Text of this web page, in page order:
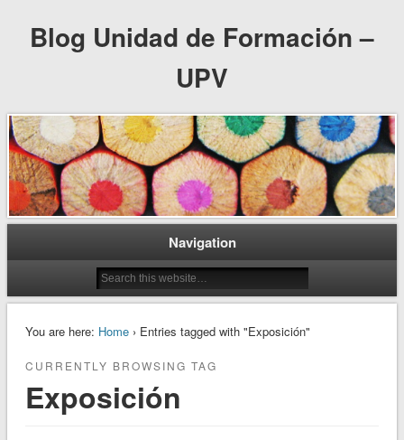
Blog Unidad de Formación –
UPV
Navigation
You are here: Home› Entries tagged with "Exposición"
CURRENTLY BROWSING TAG
Exposición